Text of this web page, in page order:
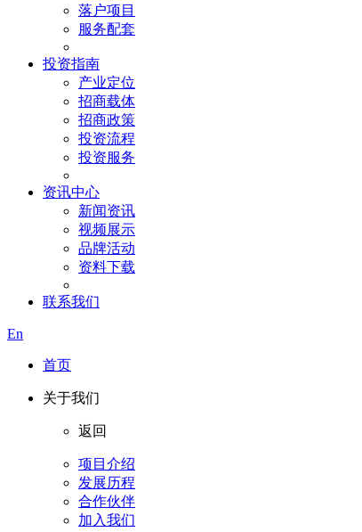
落户项目
服务配套
投资指南
产业定位
招商载体
招商政策
投资流程
投资服务
资讯中心
新闻资讯
视频展示
品牌活动
资料下载
联系我们
En
首页
关于我们
返回
项目介绍
发展历程
合作伙伴
加入我们